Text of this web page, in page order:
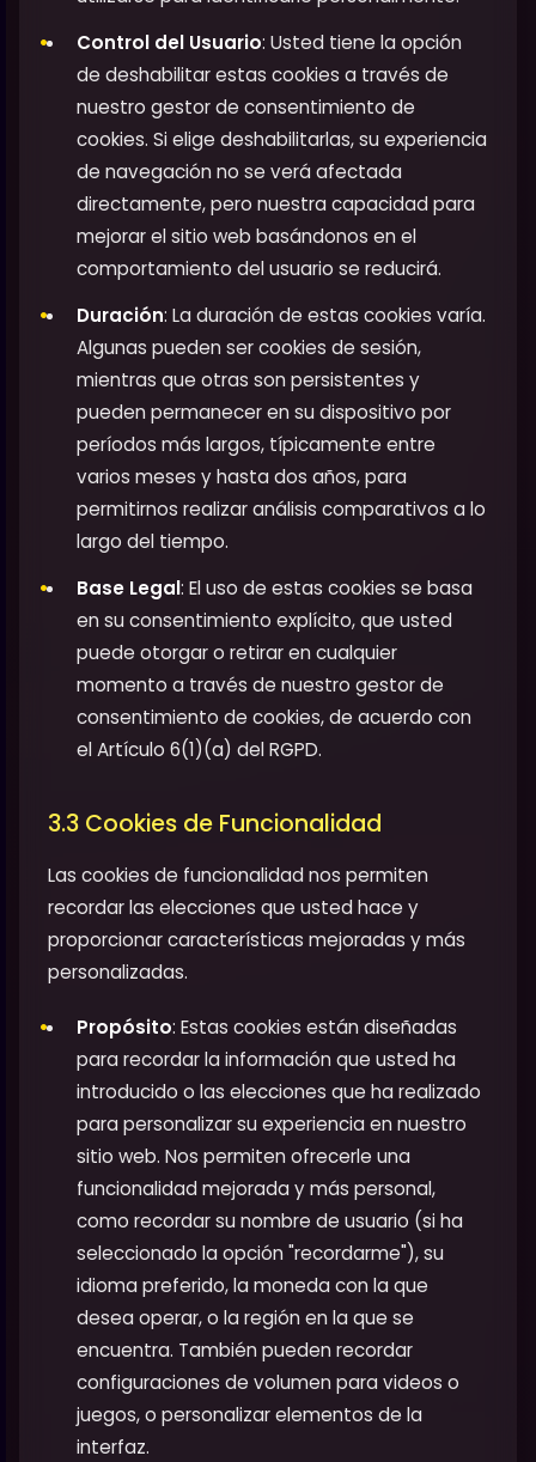
Control del Usuario: Usted tiene la opción
de deshabilitar estas cookies a través de
nuestro gestor de consentimiento de
cookies. Si elige deshabilitarlas, su experiencia
de navegación no se verá afectada
directamente, pero nuestra capacidad para
mejorar el sitio web basándonos en el
comportamiento del usuario se reducirá.
Duración: La duración de estas cookies varía.
Algunas pueden ser cookies de sesión,
mientras que otras son persistentes y
pueden permanecer en su dispositivo por
períodos más largos, típicamente entre
varios meses y hasta dos años, para
permitirnos realizar análisis comparativos a lo
largo del tiempo.
Base Legal: El uso de estas cookies se basa
en su consentimiento explícito, que usted
puede otorgar o retirar en cualquier
momento a través de nuestro gestor de
consentimiento de cookies, de acuerdo con
el Artículo 6(1)(a) del RGPD.
3.3 Cookies de Funcionalidad
Las cookies de funcionalidad nos permiten
recordar las elecciones que usted hace y
proporcionar características mejoradas y más
personalizadas.
Propósito: Estas cookies están diseñadas
para recordar la información que usted ha
introducido o las elecciones que ha realizado
para personalizar su experiencia en nuestro
sitio web. Nos permiten ofrecerle una
funcionalidad mejorada y más personal,
como recordar su nombre de usuario (si ha
seleccionado la opción "recordarme"), su
idioma preferido, la moneda con la que
desea operar, o la región en la que se
encuentra. También pueden recordar
configuraciones de volumen para videos o
juegos, o personalizar elementos de la
interfaz.